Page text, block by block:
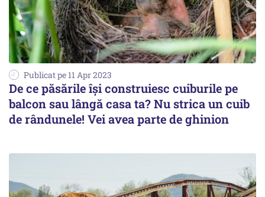
Publicat pe 11 Apr 2023
De ce păsările își construiesc cuiburile pe
balcon sau lângă casa ta? Nu strica un cuib
de rândunele! Vei avea parte de ghinion